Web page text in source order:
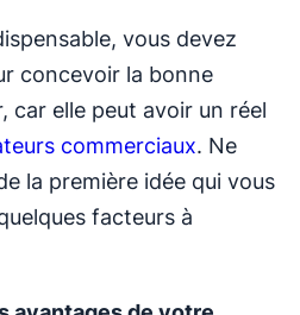
vous devez
concevoir la bonne
car elle peut avoir un réel
commerciaux. Ne
la première idée qui vous
facteurs à